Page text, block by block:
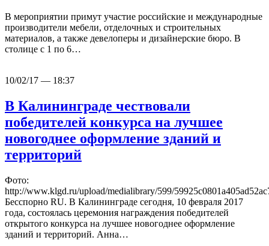
В мероприятии примут участие российские и международные
производители мебели, отделочных и строительных
материалов, а также девелоперы и дизайнерские бюро. В
столице с 1 по 6…
10/02/17 — 18:37
В Калининграде чествовали
победителей конкурса на лучшее
новогоднее оформление зданий и
территорий
Фото:
http://www.klgd.ru/upload/medialibrary/599/
Бесспорно RU. В Калининграде сегодня, 10 февраля 2017
года, состоялась церемония награждения победителей
открытого конкурса на лучшее новогоднее оформление
зданий и территорий. Анна…